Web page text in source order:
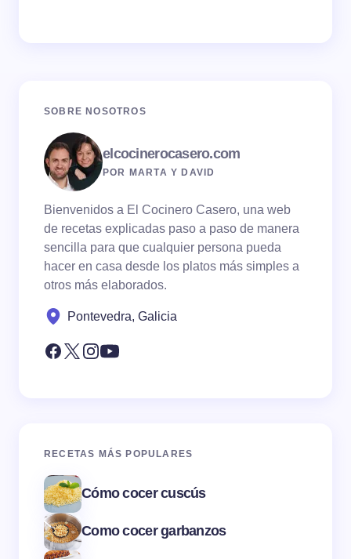
SOBRE NOSOTROS
elcocinerocasero.com
POR MARTA Y DAVID
Bienvenidos a El Cocinero Casero, una web
de recetas explicadas paso a paso de manera
sencilla para que cualquier persona pueda
hacer en casa desde los platos más simples a
otros más elaborados.
Pontevedra, Galicia
RECETAS MÁS POPULARES
Cómo cocer cuscús
Como cocer garbanzos